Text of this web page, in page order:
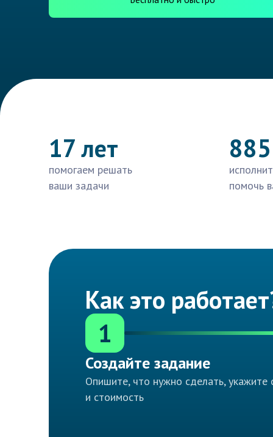
17 лет
помогаем решать
ваши задачи
помочь
Как это
1
Создайте задание
Опишите, что нужно сделать, укажите
и стоимость